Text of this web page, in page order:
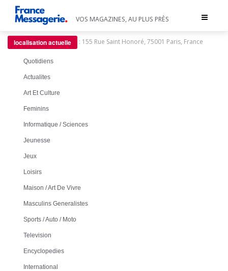
Toggle
VOS MAGAZINES, AU PLUS PRÈS
localisation actuelle : 155 Rue Saint Honoré, 75001 Paris, France
Quotidiens
Actualites
Art Et Culture
Feminins
Informatique / Sciences
Jeunesse
Jeux
Loisirs
Maison / Art De Vivre
Masculins Generalistes
Sports / Auto / Moto
Television
Encyclopedies
International